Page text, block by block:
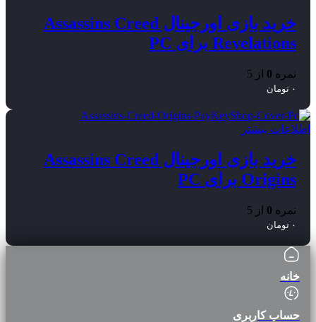
خرید بازی اورجینال Assassins Creed
Revelations برای PC
نمره 0 از 5
۰ تومان
اطلاعات بیشتر
خرید بازی اورجینال Assassins Creed
Origins برای PC
نمره 0 از 5
۰ تومان
خانه
حساب کاربری